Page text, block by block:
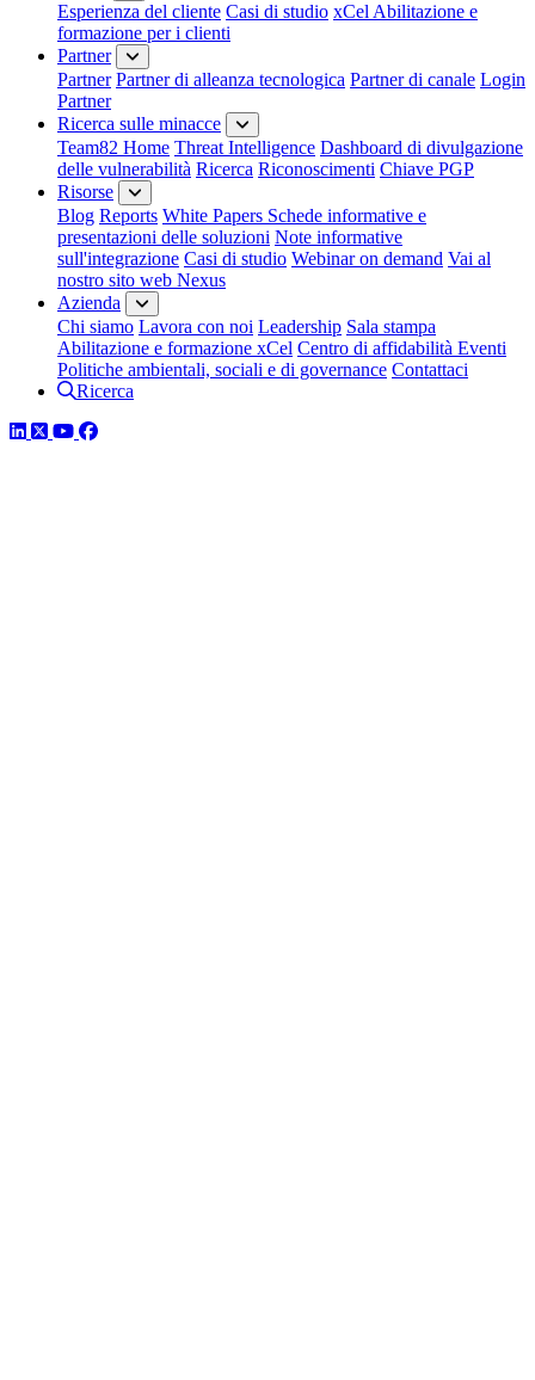
Esperienza del cliente Casi di studio xCel Abilitazione e
formazione per i clienti
Partner
Partner Partner di alleanza tecnologica Partner di canale Login
Partner
Ricerca sulle minacce
Team82 Home Threat Intelligence Dashboard di divulgazione
delle vulnerabilità Ricerca Riconoscimenti Chiave PGP
Risorse
Blog Reports White Papers Schede informative e
presentazioni delle soluzioni Note informative
sull'integrazione Casi di studio Webinar on demand Vai al
nostro sito web Nexus
Azienda
Chi siamo Lavora con noi Leadership Sala stampa
Abilitazione e formazione xCel Centro di affidabilità Eventi
Politiche ambientali, sociali e di governance Contattaci
Ricerca
LinkedIn
TwitterYouTube
Facebook